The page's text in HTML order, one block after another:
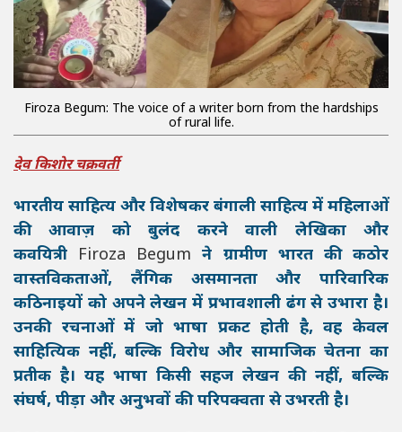
Firoza Begum: The voice of a writer born from the hardships
of rural life.
देव किशोर चक्रवर्ती
भारतीय साहित्य और विशेषकर बंगाली साहित्य में महिलाओं
की आवाज़ को बुलंद करने वाली लेखिका और
कवयित्री Firoza Begum ने ग्रामीण भारत की कठोर
वास्तविकताओं, लैंगिक असमानता और पारिवारिक
कठिनाइयों को अपने लेखन में प्रभावशाली ढंग से उभारा है।
उनकी रचनाओं में जो भाषा प्रकट होती है, वह केवल
साहित्यिक नहीं, बल्कि विरोध और सामाजिक चेतना का
प्रतीक है। यह भाषा किसी सहज लेखन की नहीं, बल्कि
संघर्ष, पीड़ा और अनुभवों की परिपक्वता से उभरती है।